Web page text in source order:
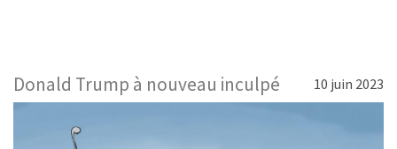
Donald Trump à nouveau inculpé 10 juin 2023